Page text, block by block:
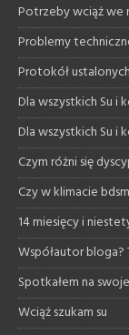
Potrzeby wciąż we
Problemy
Protokół
Dla wszystkich Su i
Dla wszystkich Su i
Czym różni się
Czy w klimacie
14 miesięcy i
Współautor bloga?
Spotkałem na
Wciąż szukam su